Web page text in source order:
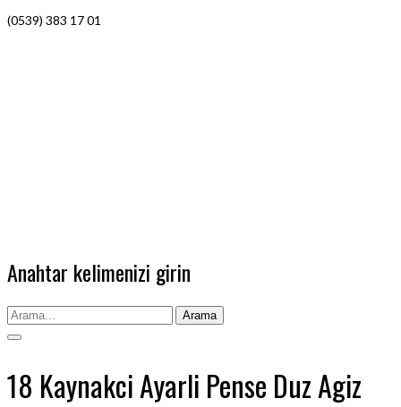
(0539) 383 17 01
Anahtar kelimenizi girin
Arama
18 Kaynakci Ayarli Pense Duz Agiz